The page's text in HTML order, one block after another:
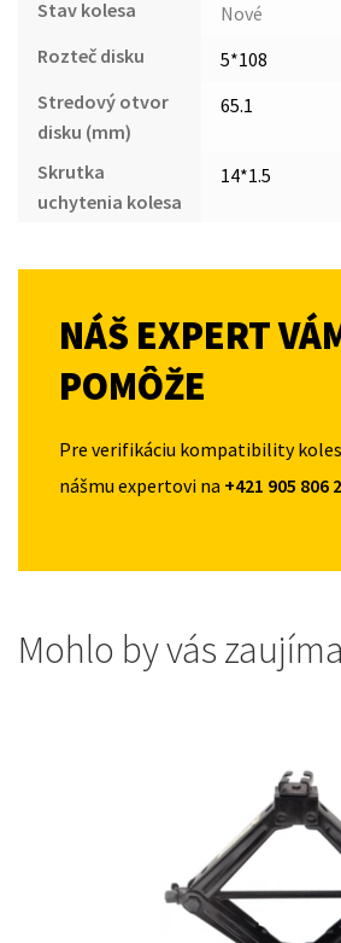
Stav kolesa
Nové
Rozteč disku
5*108
Stredový otvor
disku (mm)
65.1
Skrutka
uchytenia kolesa
14*1.5
NÁŠ EXPERT
POMÔŽE
Pre verifikáciu kompatibility
nášmu expertovi na +421 905 806
Mohlo by vás